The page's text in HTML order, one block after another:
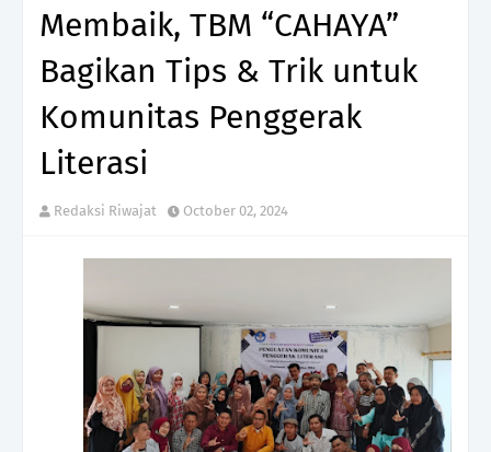
Membaik, TBM “CAHAYA”
Bagikan Tips & Trik untuk
Komunitas Penggerak
Literasi
Redaksi Riwajat October 02, 2024